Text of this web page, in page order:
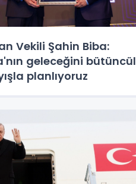
Vekili Şahin Biba:
geleceğini bütüncül
planlıyoruz